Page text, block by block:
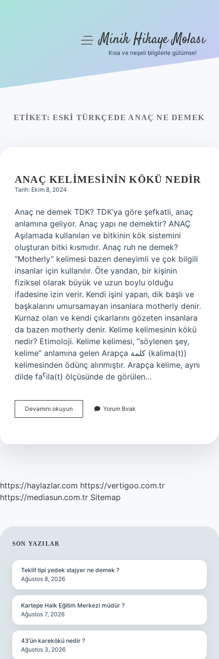
Yasal Uyarı
menüyüMinik Hikaye Molası
Kısa ve neşeli bilgilerle gülümse!
ETIKET: ESKI TÜRKÇEDE ANAÇ NE DEMEK
ANAÇ KELIMESININ KÖKÜ NEDIR
Tarih: Ekim 8, 2024
Anaç ne demek TDK? TDK’ya göre şefkatli, anaç
anlamına geliyor. Anaç yapı ne demektir? ANAÇ
Aşılamada kullanılan ve bitkinin kök sistemini
oluşturan bitki kısmıdır. Anaç ruh ne demek?
“Motherly” kelimesi bazen deneyimli ve çok bilgili
insanlar için kullanılır. Öte yandan, bir kişinin
fiziksel olarak büyük ve uzun boylu olduğu
ifadesine izin verir. Kendi işini yapan, dik başlı ve
başkalarını umursamayan insanlara motherly denir.
Kurnaz olan ve kendi çıkarlarını gözeten insanlara
da bazen motherly denir. Kelime kelimesinin kökü
nedir? Etimoloji. Kelime kelimesi, “söylenen şey,
kelime” anlamına gelen Arapça كلمة (kalima(t))
kelimesinden ödünç alınmıştır. Arapça kelime, aynı
dilde faˁila(t) ölçüsünde de görülen…
Devamını okuyun
Kelimesinin
Yorum Bırak
https://haylazlar.com https://vertigoo.com.tr
https://mediasun.com.tr Sitemap
SIDEBAR
SON YAZILAR
Teklif tipi yedek stajyer ne demek ?
Ağustos 8, 2026
Kartepe Halk Eğitim Merkezi müdür ?
Ağustos 7, 2026
43’ün karekökü nedir ?
Ağustos 3, 2026